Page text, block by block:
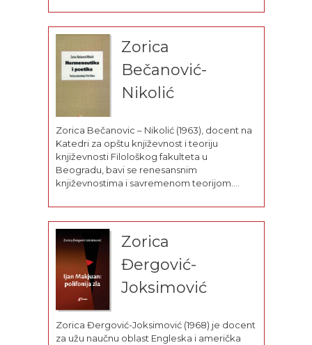
doctorate in 1982 from the same school. He...
Zorica
Bečanović-
Nikolić
Zorica Bečanovic – Nikolić (1963), docent na
Katedri za opštu književnost i teoriju
književnosti Filološkog fakulteta u
Beogradu, bavi se renesansnim
književnostima i savremenom teorijom.
teorija pripovedanja Pola Rikera
(Geopoetika 1998) i Šekspir iza ogledala
(Geopoetika 2007). Autorka je većeg broja
teorijskih tekstova, ogleda,...
Zorica
Đergović-
Joksimović
Zorica Đergović-Joksimović (1968) je docent
za užu naučnu oblast Engleska i američka